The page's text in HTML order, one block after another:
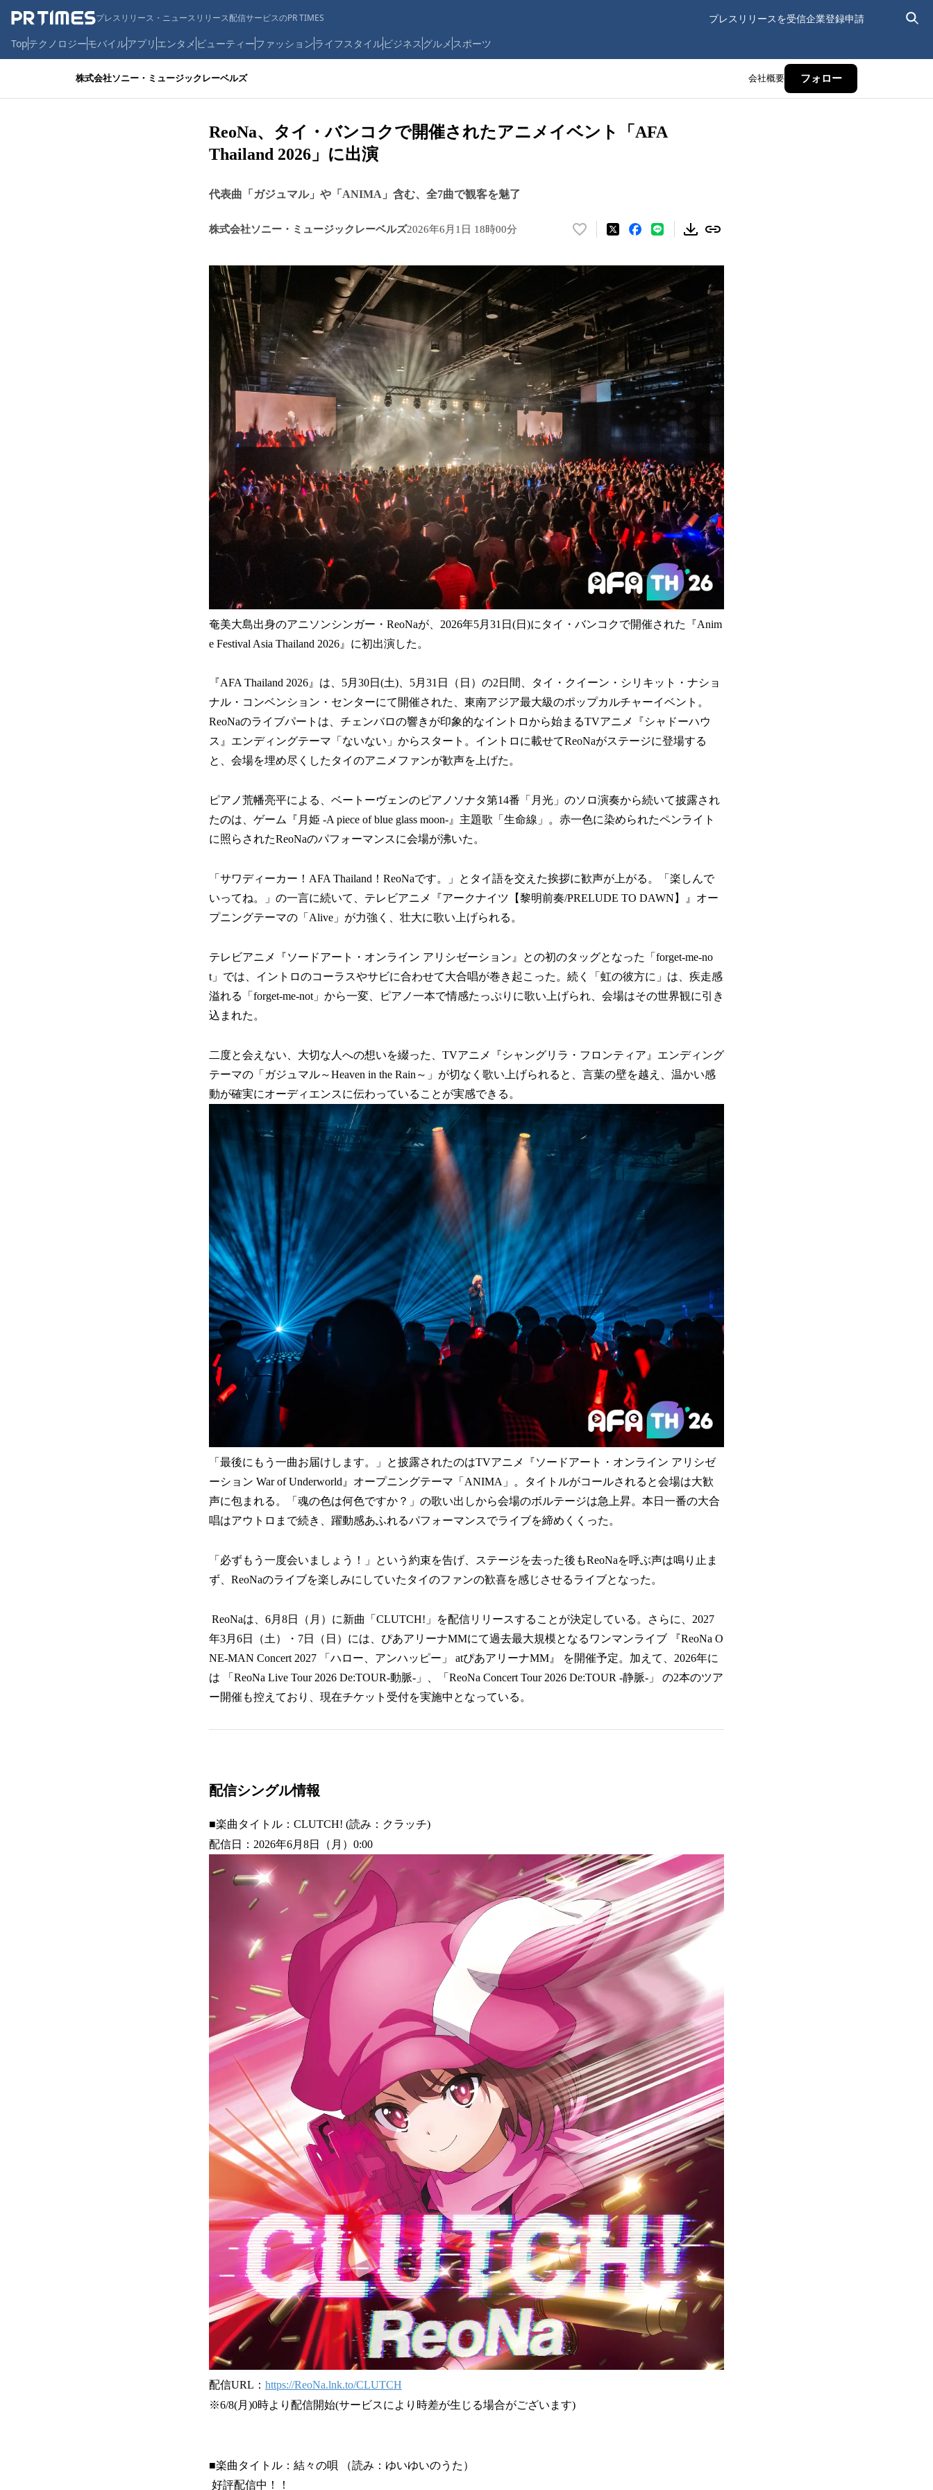
プレスリリース・ニュースリリース配信サービスのPR TIMES プレスリリースを受信企業登録申請
Topテクノロジーモバイルアプリ エンタメ ビューティーファッションライフスタイルビジネス グルメ スポーツ
株式会社ソニー・ミュージックレーベルズ 会社概要 フォロー
ReoNa、タイ・バンコクで開催されたアニメイベント「AFA
Thailand 2026」に出演
代表曲「ガジュマル」や「ANIMA」含む、全7曲で観客を魅了
株式会社ソニー・ミュージックレーベルズ2026年6月1日 18時00分
い
ね
数
を
読
み
込
み
中
で
奄美大島出身のアニソンシンガー・ReoNaが、2026年5月31日(日)にタイ・バンコクで開催された『Anim
e Festival Asia Thailand 2026』に初出演した。
『AFA Thailand 2026』は、5月30日(土)、5月31日（日）の2日間、タイ・クイーン・シリキット・ナショ
ナル・コンベンション・センターにて開催された、東南アジア最大級のポップカルチャーイベント。
ReoNaのライブパートは、チェンバロの響きが印象的なイントロから始まるTVアニメ『シャドーハウ
ス』エンディングテーマ「ないない」からスタート。イントロに載せてReoNaがステージに登場する
と、会場を埋め尽くしたタイのアニメファンが歓声を上げた。
ピアノ荒幡亮平による、ベートーヴェンのピアノソナタ第14番「月光」のソロ演奏から続いて披露され
たのは、ゲーム『月姫 -A piece of blue glass moon-』主題歌「生命線」。赤一色に染められたペンライト
に照らされたReoNaのパフォーマンスに会場が沸いた。
「サワディーカー！AFA Thailand！ReoNaです。」とタイ語を交えた挨拶に歓声が上がる。「楽しんで
いってね。」の一言に続いて、テレビアニメ『アークナイツ【黎明前奏/PRELUDE TO DAWN】』オー
プニングテーマの「Alive」が力強く、壮大に歌い上げられる。
テレビアニメ『ソードアート・オンライン アリシゼーション』との初のタッグとなった「forget-me-no
t」では、イントロのコーラスやサビに合わせて大合唱が巻き起こった。続く「虹の彼方に」は、疾走感
溢れる「forget-me-not」から一変、ピアノ一本で情感たっぷりに歌い上げられ、会場はその世界観に引き
込まれた。
二度と会えない、大切な人への想いを綴った、TVアニメ『シャングリラ・フロンティア』エンディング
テーマの「ガジュマル～Heaven in the Rain～」が切なく歌い上げられると、言葉の壁を越え、温かい感
動が確実にオーディエンスに伝わっていることが実感できる。
「最後にもう一曲お届けします。」と披露されたのはTVアニメ『ソードアート・オンライン アリシゼ
ーション War of Underworld』オープニングテーマ「ANIMA」。タイトルがコールされると会場は大歓
声に包まれる。「魂の色は何色ですか？」の歌い出しから会場のボルテージは急上昇。本日一番の大合
唱はアウトロまで続き、躍動感あふれるパフォーマンスでライブを締めくくった。
「必ずもう一度会いましょう！」という約束を告げ、ステージを去った後もReoNaを呼ぶ声は鳴り止ま
ず、ReoNaのライブを楽しみにしていたタイのファンの歓喜を感じさせるライブとなった。
ReoNaは、6月8日（月）に新曲「CLUTCH!」を配信リリースすることが決定している。さらに、2027
年3月6日（土）・7日（日）には、ぴあアリーナMMにて過去最大規模となるワンマンライブ 『ReoNa O
NE-MAN Concert 2027 「ハロー、アンハッピー」 atぴあアリーナMM』 を開催予定。加えて、2026年に
は 「ReoNa Live Tour 2026 De:TOUR-動脈-」、「ReoNa Concert Tour 2026 De:TOUR -静脈-」 の2本のツア
ー開催も控えており、現在チケット受付を実施中となっている。
配信シングル情報
■楽曲タイトル：CLUTCH! (読み：クラッチ)
配信日：2026年6月8日（月）0:00
配信URL： https://ReoNa.lnk.to/CLUTCH
※6/8(月)0時より配信開始(サービスにより時差が生じる場合がございます)
■楽曲タイトル：結々の唄 （読み：ゆいゆいのうた）
好評配信中！！